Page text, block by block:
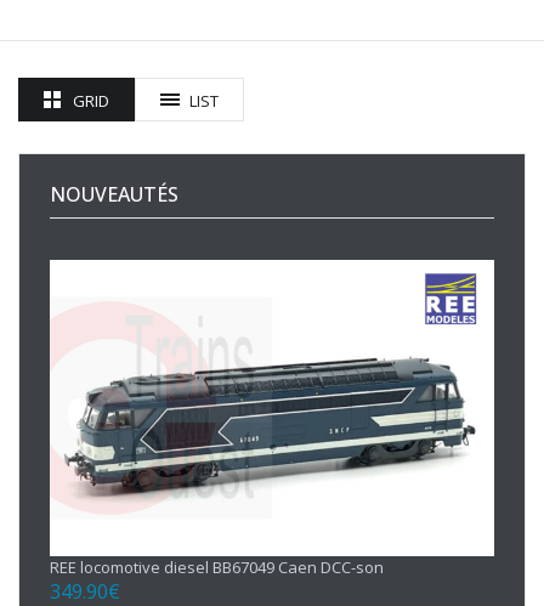
GRID LIST
NOUVEAUTÉS
REE locomotive diesel BB67049 Caen DCC-son
349.90€